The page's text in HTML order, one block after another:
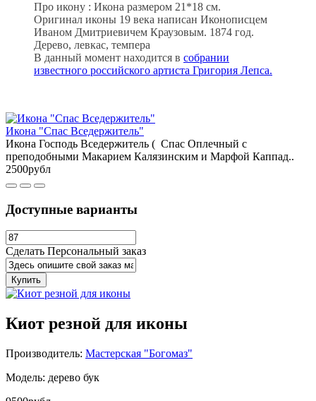
Про икону : Икона размером 21*18 см.
Оригинал иконы 19 века написан Иконописцем
Иваном Дмитриевичем Краузовым. 1874 год.
Дерево, левкас, темпера
В данный момент находится в собрании
известного российского артиста Григория Лепса.
Икона "Спас Вседержитель"
Икона Господь Вседержитель ( Спас Оплечный с
преподобными Макарием Калязинским и Марфой Каппад..
2500рубл
Доступные варианты
Сделать Персональный заказ
Купить
Киот резной для иконы
Производитель: Мастерская "Богомаз"
Модель: дерево бук